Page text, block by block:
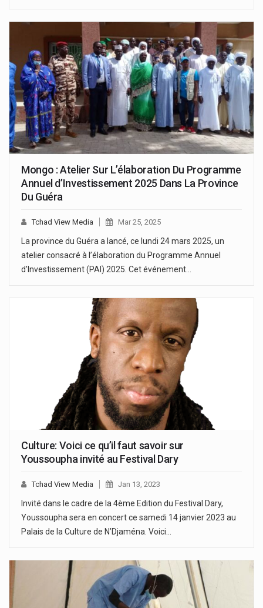
Mongo : Atelier Sur L’élaboration Du Programme
Annuel d’Investissement 2025 Dans La Province
Du Guéra
Tchad View Media Mar 25, 2025
La province du Guéra a lancé, ce lundi 24 mars 2025, un
atelier consacré à l’élaboration du Programme Annuel
d’Investissement (PAI) 2025. Cet événement…
Culture: Voici ce qu’il faut savoir sur
Youssoupha invité au Festival Dary
Tchad View Media Jan 13, 2023
Invité dans le cadre de la 4ème Edition du Festival Dary,
Youssoupha sera en concert ce samedi 14 janvier 2023 au
Palais de la Culture de N’Djaména. Voici…